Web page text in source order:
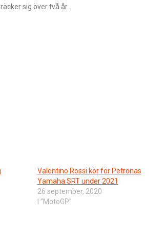
sig över två år…
Valentino Rossi kör för Petronas
Yamaha SRT under 2021
26 september, 2020
I ”MotoGP”